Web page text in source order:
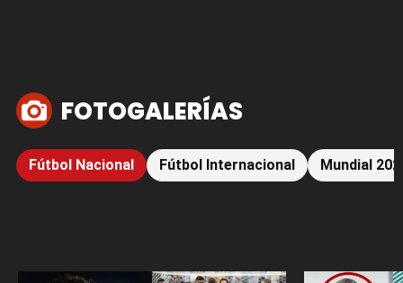
FOTOGALERÍAS
Fútbol Nacional Fútbol Internacional Mundial